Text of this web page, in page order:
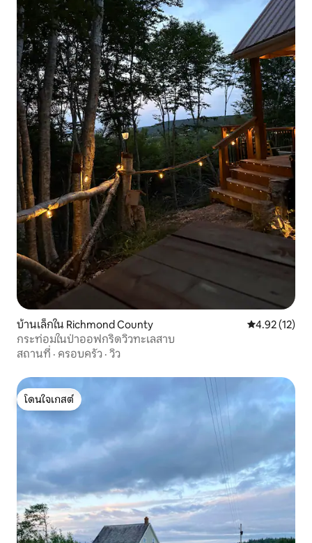
บ้านเล็กใน Richmond County คะแนนเฉลี่ย
4.92 (12)
กระท่อมในป่าออฟกริดวิวทะเลสาบ
สถานที่ · ครอบครัว · วิว
โดนใจเกสต์
โดนใจเกสต์